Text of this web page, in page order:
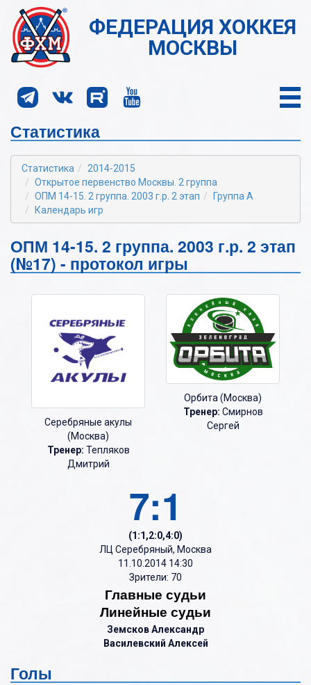
ФЕДЕРАЦИЯ ХОККЕЯ
МОСКВЫ
Статистика
Статистика
2014-2015
Открытое первенство Москвы. 2 группа
ОПМ 14-15. 2 группа. 2003 г.р. 2 этап
Группа А
Календарь игр
ОПМ 14-15. 2 группа. 2003 г.р. 2 этап
(№17) - протокол игры
Серебряные акулы
(Москва)
Тренер: Тепляков
Дмитрий
Орбита (Москва)
Тренер: Смирнов
Сергей
7:1
(1:1,2:0,4:0)
ЛЦ Серебряный, Москва
11.10.2014 14:30
Зрители: 70
Главные судьи
Линейные судьи
Земсков Александр
Василевский Алексей
Голы